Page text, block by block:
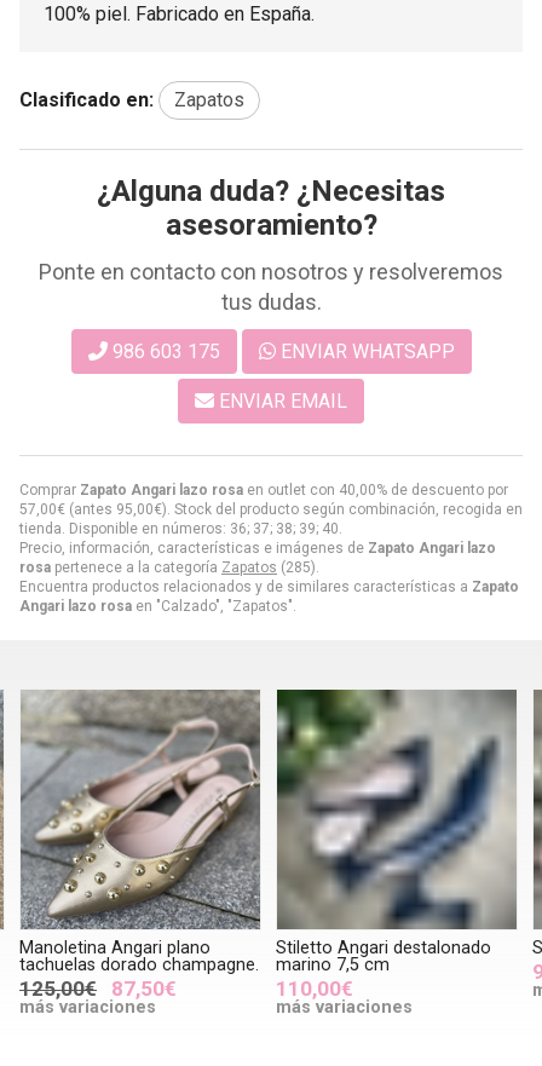
Comprar Zapato Angari lazo rosa en outlet con 40,00% de descuento por
57,00€ (antes 95,00€). Stock del producto según combinación, recogida en
tienda. Disponible en números: 36; 37; 38; 39; 40.
Precio, información, características e imágenes de Zapato Angari lazo
rosa pertenece a la categoría Zapatos (285).
Encuentra productos relacionados y de similares características a Zapato
Angari lazo rosa en "Calzado", "Zapatos".
100% piel. Fabricado en España.
Clasificado en: Zapatos
¿Alguna duda? ¿Necesitas
asesoramiento?
Ponte en contacto con nosotros y resolveremos
tus dudas.
986 603 175 ENVIAR WHATSAPP
ENVIAR EMAIL
Manoletina Angari plano
tachuelas dorado champagne.
125,00€ 87,50€
más variaciones
Stiletto Angari destalonado
marino 7,5 cm
110,00€
más variaciones